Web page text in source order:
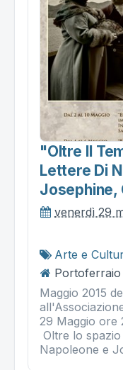
"oltre Il
Lettere Di
Josephine,
venerdì 29
Arte e
Portoferraio
Maggio 2015
29 Maggio ore
Oltre lo
Napoleone e